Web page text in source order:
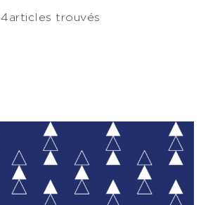
4articles trouvés